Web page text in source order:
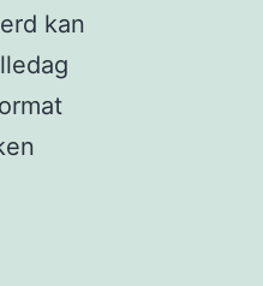
kan